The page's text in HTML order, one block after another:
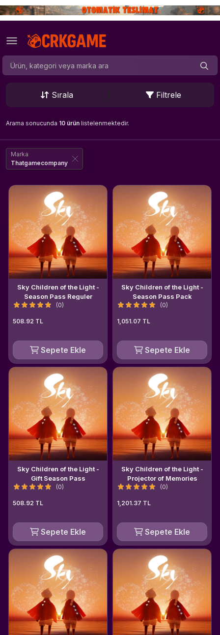
Sırala Filtrele
Arama sonucunda 10 ürün listelenmektedir.
Marka
Thatgamecompany
Sky Children of the Light -
Season Pass Reguler
(0)
508.92 TL
Sepete Ekle
Sky Children of the Light -
Season Pass Pack
(0)
1,051.07 TL
Sepete Ekle
Sky Children of the Light -
Gift Season Pass
(0)
508.92 TL
Sepete Ekle
Sky Children of the Light -
Projector of Memories
(0)
1,201.37 TL
Sepete Ekle